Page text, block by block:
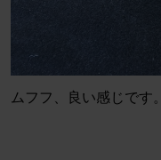
ムフフ、良い感じです。